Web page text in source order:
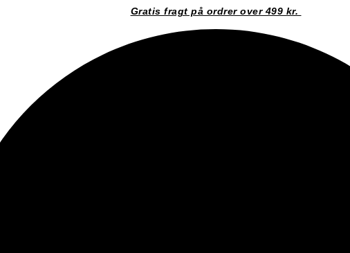
Gratis fragt på ordrer over 499 kr.